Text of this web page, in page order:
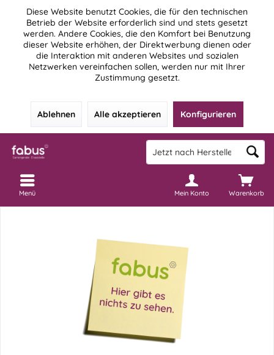
Diese Website benutzt Cookies, die für den technischen
Betrieb der Website erforderlich sind und stets gesetzt
werden. Andere Cookies, die den Komfort bei Benutzung
dieser Website erhöhen, der Direktwerbung dienen oder
die Interaktion mit anderen Websites und sozialen
Netzwerken vereinfachen sollen, werden nur mit Ihrer
Zustimmung gesetzt.
Ablehnen Alle akzeptieren Konfigurieren
Warenkorb
Mein Konto
Menü